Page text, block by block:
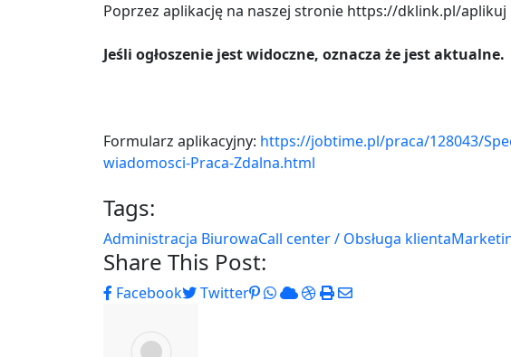
Poprzez aplikację na naszej stronie https://dklink.pl/aplikuj
Jeśli ogłoszenie jest widoczne, oznacza że jest aktualne.
Formularz aplikacyjny: https://jobtime.pl/praca/128043/
wiadomosci-Praca-Zdalna.html
Tags:
Administracja BiurowaCall center / Obsługa klienta
Share This Post:
Facebook Twitter Pinterest
Whatsapp
CloudStumbleUpon
PrintShare